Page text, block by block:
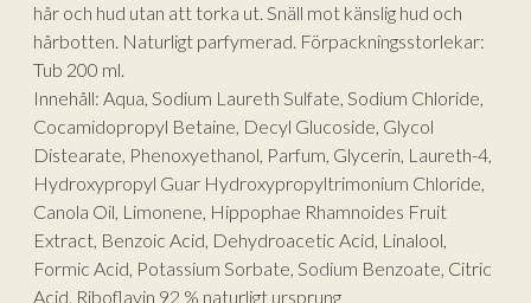
hår och hud utan att torka ut. Snäll mot känslig hud och
hårbotten. Naturligt parfymerad. Förpackningsstorlekar:
Tub 200 ml.
Innehåll: Aqua, Sodium Laureth Sulfate, Sodium Chloride,
Cocamidopropyl Betaine, Decyl Glucoside, Glycol
Distearate, Phenoxyethanol, Parfum, Glycerin, Laureth-4,
Hydroxypropyl Guar Hydroxypropyltrimonium Chloride,
Canola Oil, Limonene, Hippophae Rhamnoides Fruit
Extract, Benzoic Acid, Dehydroacetic Acid, Linalool,
Formic Acid, Potassium Sorbate, Sodium Benzoate, Citric
Acid, Riboflavin 92 % naturligt ursprung